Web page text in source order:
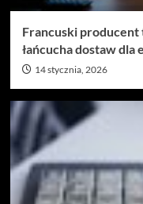
Francuski
łańcucha dostaw
14 stycznia, 2026